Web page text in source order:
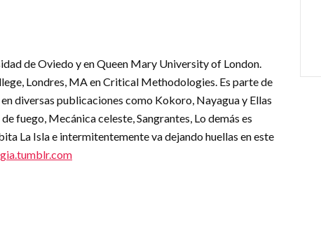
de Oviedo y en Queen Mary University of London.
Londres, MA en Critical Methodologies. Es parte de
diversas publicaciones como Kokoro, Nayagua y Ellas
fuego, Mecánica celeste, Sangrantes, Lo demás es
La Isla e intermitentemente va dejando huellas en este